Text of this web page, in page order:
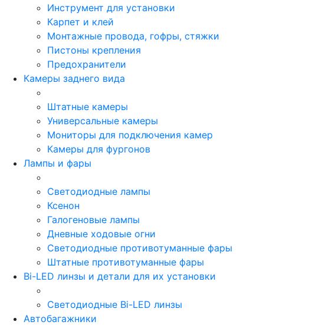
Инструмент для установки
Карпет и клей
Монтажные провода, гофры, стяжки
Пистоны крепления
Предохранители
Камеры заднего вида
Штатные камеры
Универсальные камеры
Мониторы для подключения камер
Камеры для фургонов
Лампы и фары
Светодиодные лампы
Ксенон
Галогеновые лампы
Дневные ходовые огни
Светодиодные противотуманные фары
Штатные противотуманные фары
Bi-LED линзы и детали для их установки
Светодиодные Bi-LED линзы
Автобагажники